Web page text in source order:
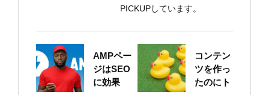
PICKUPしています。
AMPペー
ジはSEO
に効果
コンテン
ツを作っ
たのにト